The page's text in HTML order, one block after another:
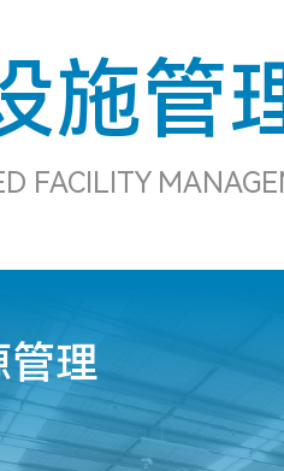
施管
FACILITY
管理